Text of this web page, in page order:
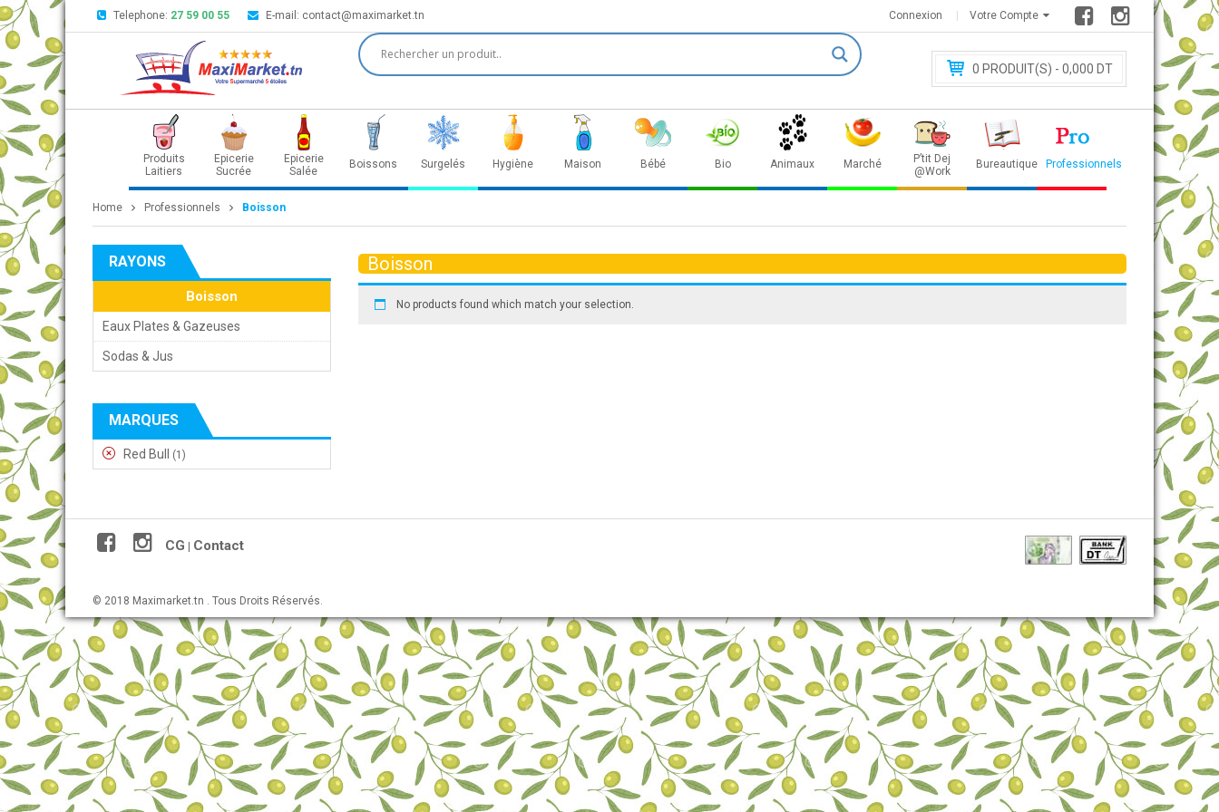
Telephone: 27 59 00 55 E-mail: contact@maximarket.tn Votre Compte
Connexion
0 PRODUIT(S) - 0,000 DT
Produits
Laitiers
Epicerie
Sucrée
Epicerie
Salée
Boissons Surgelés Hygiène Maison Bébé Bio Animaux Marché
P’tit Dej
@Work
Bureautique Professionnels
Home Professionnels Boisson
RAYONS
Boisson
Eaux Plates & Gazeuses
Sodas & Jus
MARQUES
Red Bull (1)
Boisson
No products found which match your selection.
CG Contact
© 2018 Maximarket.tn . Tous Droits Réservés.